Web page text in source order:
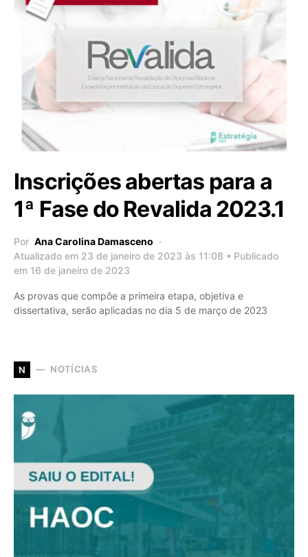
Inscrições abertas para a
1ª Fase do Revalida 2023.1
Por Ana Carolina Damasceno
Atualizado em 23 de janeiro de 2023 às 11:08 • Publicado
em 16 de janeiro de 2023
As provas que compõe a primeira etapa, objetiva e
dissertativa, serão aplicadas no dia 5 de março de 2023
N NOTÍCIAS